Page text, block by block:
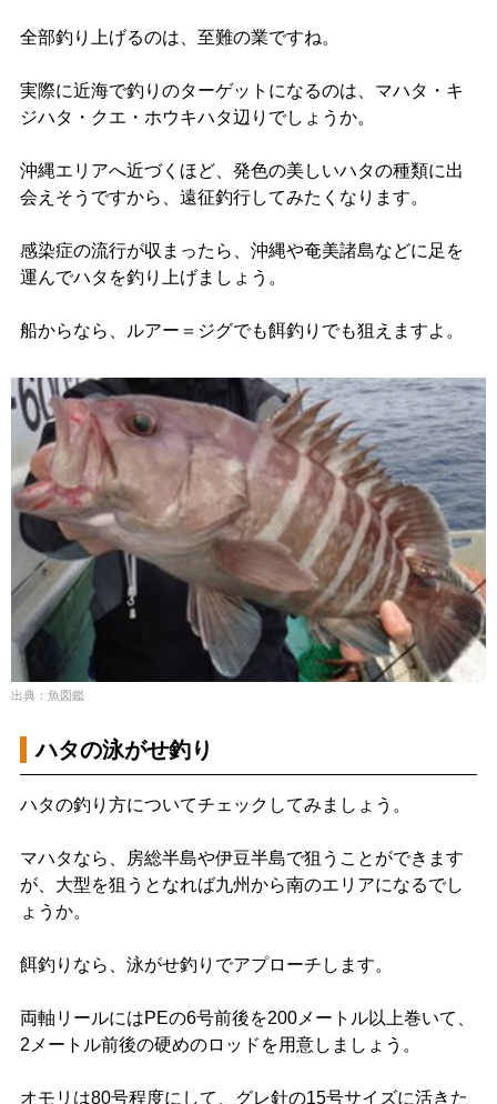
全部釣り上げるのは、至難の業ですね。
実際に近海で釣りのターゲットになるのは、マハタ・キ
ジハタ・クエ・ホウキハタ辺りでしょうか。
沖縄エリアへ近づくほど、発色の美しいハタの種類に出
会えそうですから、遠征釣行してみたくなります。
感染症の流行が収まったら、沖縄や奄美諸島などに足を
運んでハタを釣り上げましょう。
船からなら、ルアー＝ジグでも餌釣りでも狙えますよ。
出典：魚図鑑
ハタの泳がせ釣り
ハタの釣り方についてチェックしてみましょう。
マハタなら、房総半島や伊豆半島で狙うことができます
が、大型を狙うとなれば九州から南のエリアになるでし
ょうか。
餌釣りなら、泳がせ釣りでアプローチします。
両軸リールにはPEの6号前後を200メートル以上巻いて、
2メートル前後の硬めのロッドを用意しましょう。
オモリは80号程度にして、グレ針の15号サイズに活きた